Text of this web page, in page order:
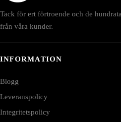
Tack för ert förtroende och de
från våra kunder.
INFORMATION
Blogg
Leveranspolicy
Integritetspolicy